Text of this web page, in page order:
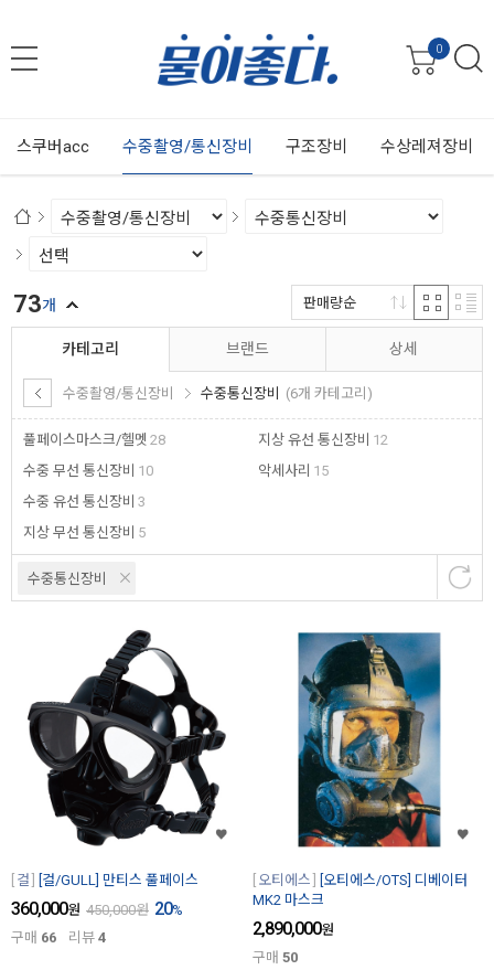
0
스쿠버acc 수중촬영/통신장비 구조장비 수상레져장비
카테고리
수중촬영/통신장비 수중통신장비 (6개 카테고리)
풀페이스마스크/헬멧 28
수중 무선 통신장비 10
수중 유선 통신장비 3
지상 무선 통신장비 5
지상 유선 통신장비 12
악세사리 15
브랜드 상세
수중통신장비
73개 판매량순
걸 [걸/GULL] 만티스 풀페이스
360,000원 450,000원 20%
구매 66 리뷰 4
오티에스
[오티에스/OTS] 디베이터
MK2 마스크
2,890,000원
구매 50